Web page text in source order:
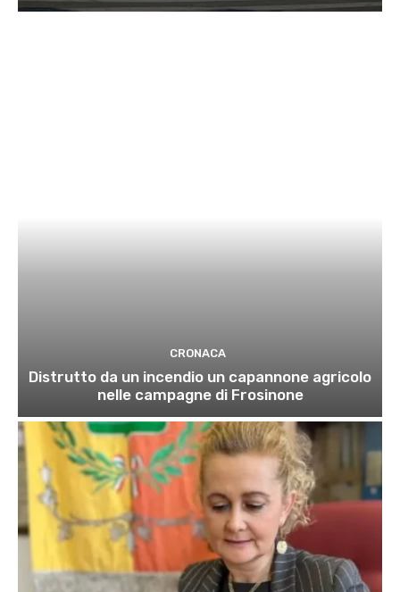
CRONACA
Distrutto da un incendio un capannone agricolo
nelle campagne di Frosinone